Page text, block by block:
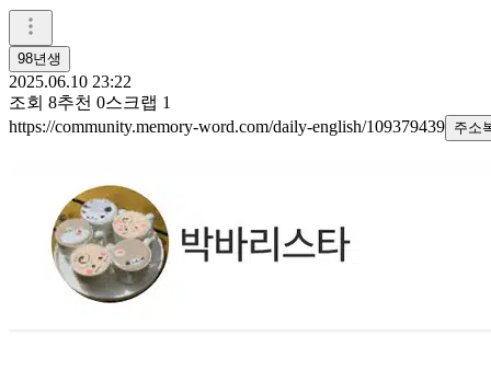
98년생
2025.06.10 23:22
조회 8추천 0스크랩 1
https://community.memory-word.com/daily-english/109379439 주소